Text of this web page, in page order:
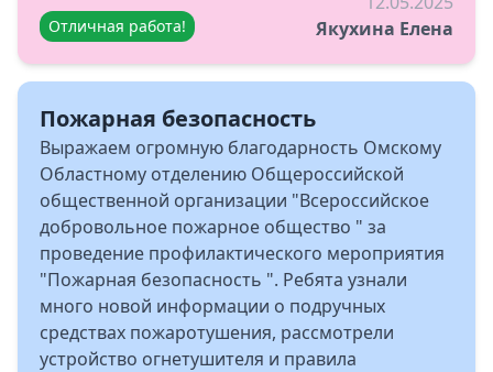
Отличная работа!
Якухина Елена
Пожарная безопасность
Выражаем огромную благодарность Омскому
Областному отделению Общероссийской
общественной организации "Всероссийское
добровольное пожарное общество " за
проведение профилактического мероприятия
"Пожарная безопасность ". Ребята узнали
много новой информации о подручных
средствах пожаротушения, рассмотрели
устройство огнетушителя и правила